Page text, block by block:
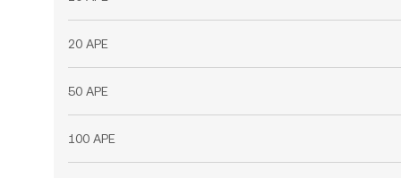
20 APE
50 APE
100 APE